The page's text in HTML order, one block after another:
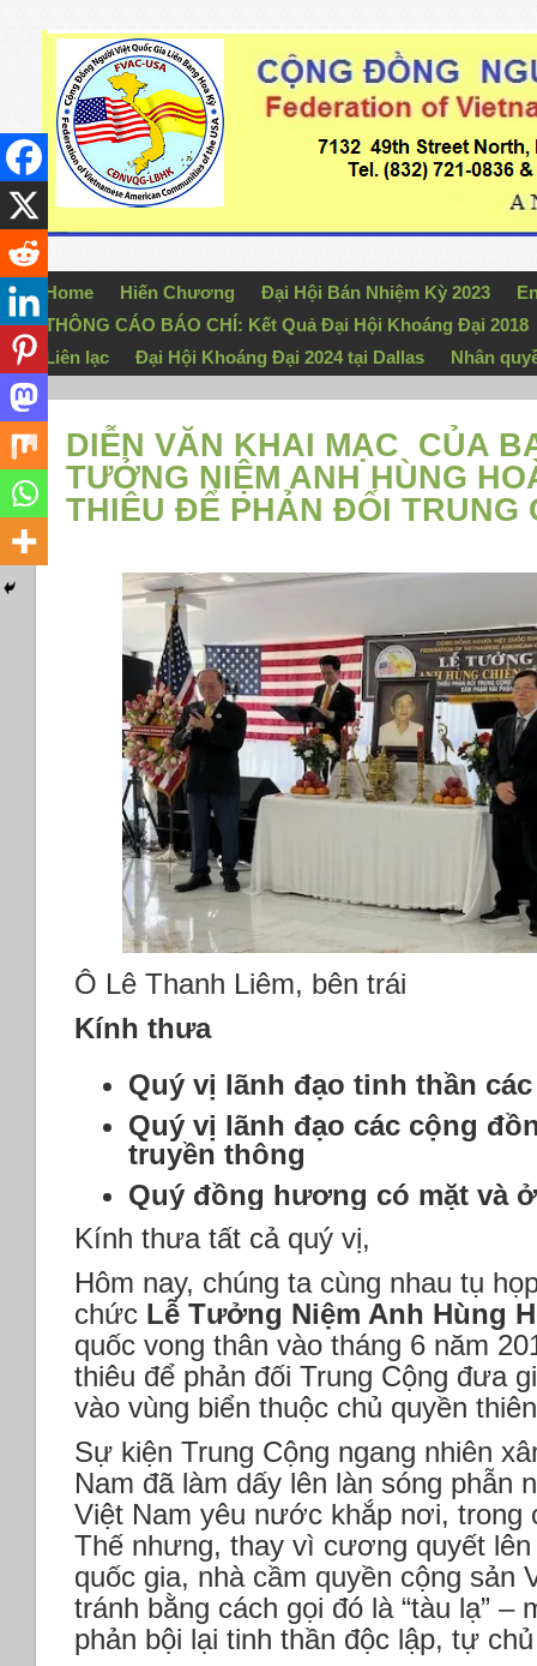
Home Hiến Chương Đại Hội Bán Nhiệm Kỳ 2023
THÔNG CÁO BÁO CHÍ: Kết Quả Đại Hội Khoáng Đại 2018
Liên lạc
Đại Hội Khoáng Đại 2024 tại Dallas Nhân
DIỄN VĂN KHAI MẠC CỦA
TƯỞNG NIỆM ANH HÙNG
THIÊU ĐỂ PHẢN ĐỐI TRUNG
Ô Lê Thanh Liêm, bên trái
Kính thưa
Quý vị lãnh đạo tinh thần
Quý vị lãnh đạo các cộng
truyền thông
Quý đồng hương có mặt và
Kính thưa tất cả quý vị,
Hôm nay, chúng ta cùng nhau tụ
chức Lễ Tưởng Niệm Anh Hùng
quốc vong thân vào tháng 6 năm
thiêu để phản đối Trung Cộng đưa
vào vùng biển thuộc chủ quyền
Sự kiện Trung Cộng ngang nhiên
Nam đã làm dấy lên làn sóng phẫn
Việt Nam yêu nước khắp nơi, trong
Thế nhưng, thay vì cương quyết
quốc gia, nhà cầm quyền cộng sản
tránh bằng cách gọi đó là “tàu lạ” –
phản bội lại tinh thần độc lập, tự